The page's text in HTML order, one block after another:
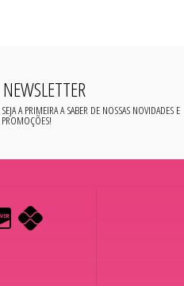
NEWSLETTER
SEJA A PRIMEIRA A SABER DE NOSSAS NOVIDADES E
PROMOÇÕES!